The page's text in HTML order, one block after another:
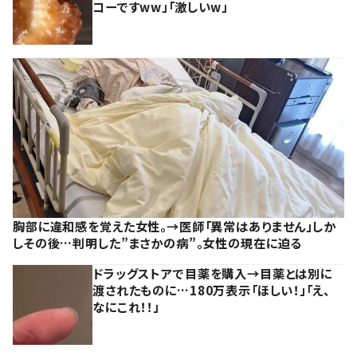
コーですww」「激しいw」
胸部に違和感を覚えた女性。→医師「異常はありません」しか
しその後…判明した”まさかの病”。女性の現在に迫る
ドラッグストアで目薬を購入→目薬とは別に
渡されたものに…180万表示「ほしい！」「え、
なにこれ！！」